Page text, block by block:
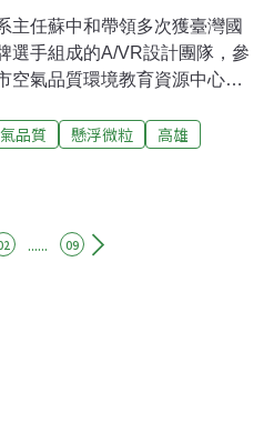
主任蘇中和帶領多次獲臺灣國
選手組成的A/VR設計團隊，參
空氣品質環境教育資源中心設
定師生團隊的努力。蘇中和表
下，大力發展體感A/VR遊戲設
在專業之外的跨領域運用更能
品質 懸浮微粒
高雄
...... 09